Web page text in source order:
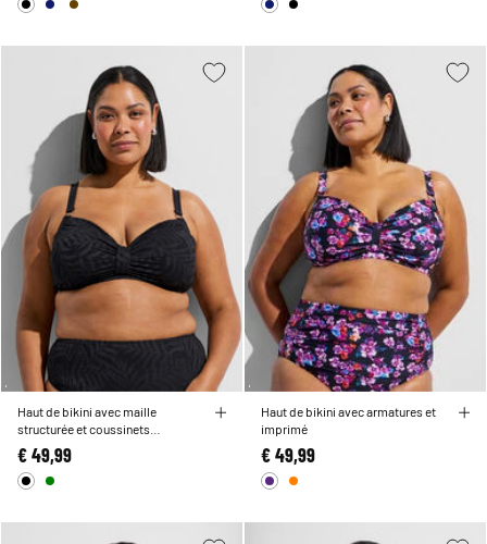
Haut de bikini avec maille
structurée et coussinets
amovibles
€ 49,99
Haut de bikini avec armatures et
imprimé
€ 49,99